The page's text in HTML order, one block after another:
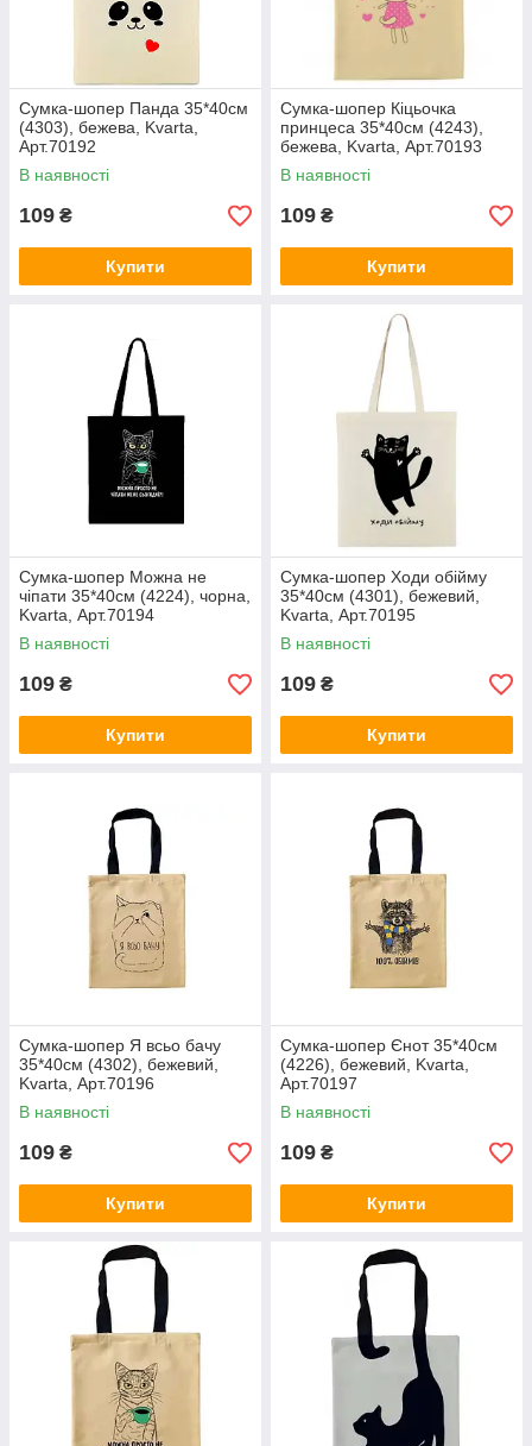
Сумка-шопер Панда 35*40см
(4303), бежева, Kvarta,
Арт.70192
В наявності
109 ₴
Купити
Сумка-шопер Кіцьочка
принцеса 35*40см (4243),
бежева, Kvarta, Арт.70193
В наявності
109 ₴
Купити
Сумка-шопер Можна не
чіпати 35*40см (4224), чорна,
Kvarta, Арт.70194
В наявності
109 ₴
Купити
Сумка-шопер Ходи обійму
35*40см (4301), бежевий,
Kvarta, Арт.70195
В наявності
109 ₴
Купити
Сумка-шопер Я всьо бачу
35*40см (4302), бежевий,
Kvarta, Арт.70196
В наявності
109 ₴
Купити
Сумка-шопер Єнот 35*40см
(4226), бежевий, Kvarta,
Арт.70197
В наявності
109 ₴
Купити